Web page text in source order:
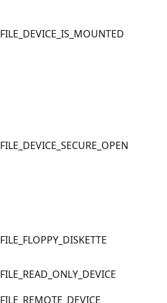
FILE_DEVICE_IS_MOUNTED
FILE_DEVICE_SECURE_OPEN
FILE_FLOPPY_DISKETTE
FILE_READ_ONLY_DEVICE
FILE_REMOTE_DEVICE